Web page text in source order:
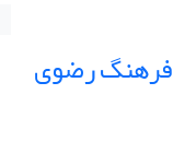
فرهنگ رضوی